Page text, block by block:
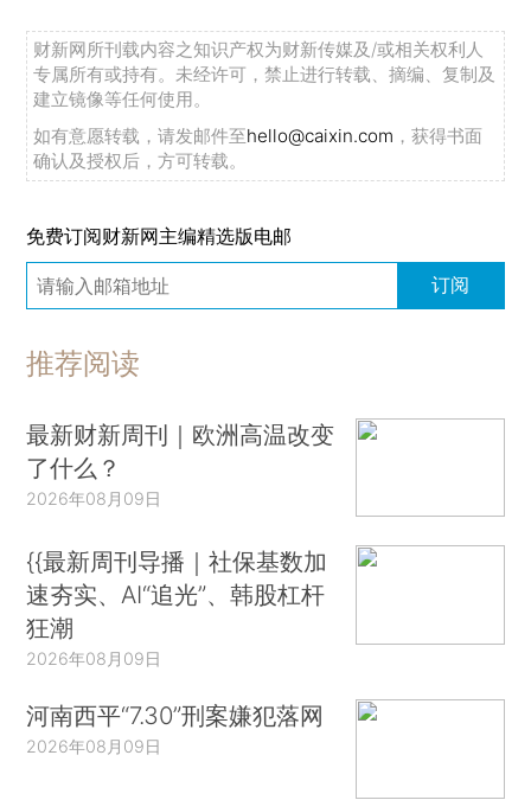
财新网所刊载内容之知识产权为财新传媒及/或相关权利人
专属所有或持有。未经许可，禁止进行转载、摘编、复制及
建立镜像等任何使用。
如有意愿转载，请发邮件至hello@caixin.com ，获得书面
确认及授权后，方可转载。
免费订阅财新网主编精选版电邮
订阅
推荐阅读
最新财新周刊｜欧洲高温改变
了什么？
2026年08月09日
{{最新周刊导播｜社保基数加
速夯实、AI“追光”、韩股杠杆
狂潮
2026年08月09日
河南西平“7.30”刑案嫌犯落网
2026年08月09日